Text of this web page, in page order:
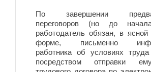
По завершении
переговоров (но до
работодатель обязан, в
форме, письменно
работника об условиях
посредством отправки